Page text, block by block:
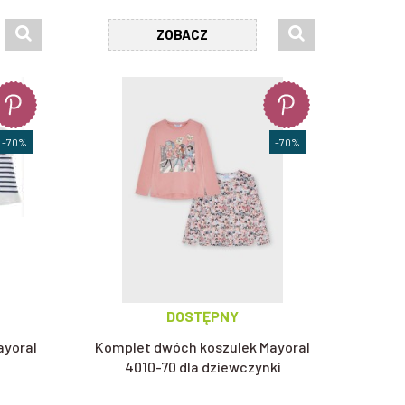
kwiatów, zwierząt lub bajkowych postaci. Nasi Klienci mogą
na zajęcia dodatkowe. Produkty dostępne w naszym sklepie
z klasycznym, prostym krojem gwarantuje dziecku
starsza dziewczynka zapewne postawi na innego rodzaju
ZOBACZ
-70%
DOSTĘPNY
Komplet dwóch koszulek Mayoral
4010-70 dla dziewczynki
-70%